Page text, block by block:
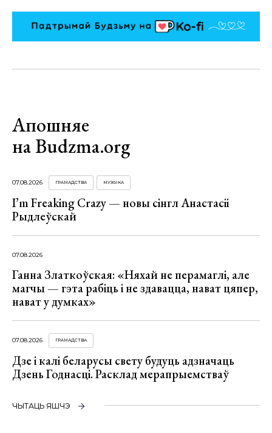
Апошняе
на Budzma.org
07.08.2026 ГРАМАДСТВА МУЗЫКА
I’m Freaking Crazy — новы сінгл Анастасіі
Рыдлеўскай
07.08.2026
Ганна Златкоўская: «Няхай не перамаглі, але
магчы — гэта рабіць і не здавацца, нават цяпер,
нават у думках»
07.08.2026 ГРАМАДСТВА
Дзе і калі беларусы свету будуць адзначаць
Дзень Годнасці. Расклад мерапрыемстваў
ЧЫТАЦЬ ЯШЧЭ